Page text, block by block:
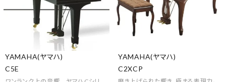
YAMAHA(ヤマハ)
C5E
YAMAHA(ヤマハ)
C2XCP